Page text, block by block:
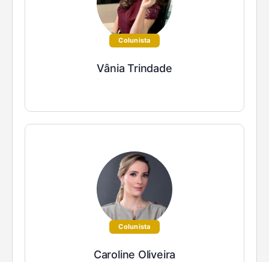
Colunista
Vânia Trindade
Colunista
Caroline Oliveira